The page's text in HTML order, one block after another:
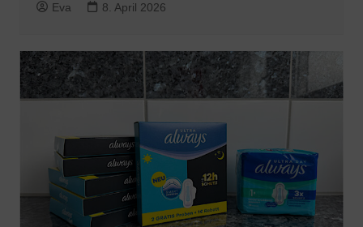
Eva 8. April 2026